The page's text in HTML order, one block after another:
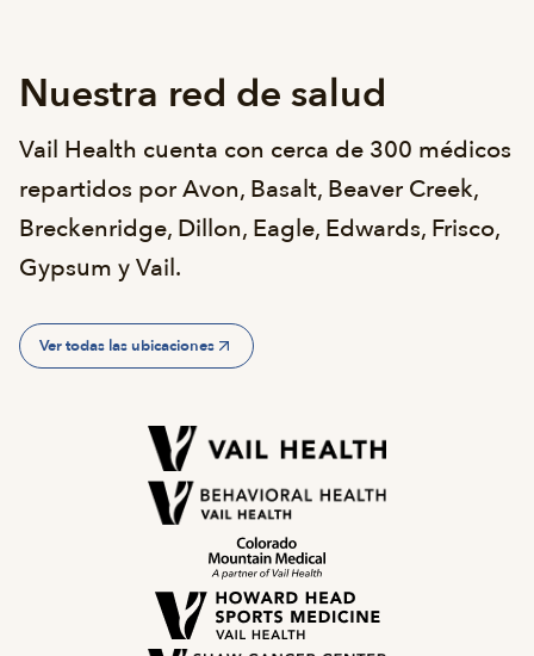
Nuestra red de salud
Vail Health cuenta con cerca de 300 médicos
repartidos por Avon, Basalt, Beaver Creek,
Breckenridge, Dillon, Eagle, Edwards, Frisco,
Gypsum y Vail.
Ver todas las ubicaciones